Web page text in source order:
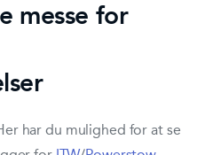
messe for
har du mulighed for at se